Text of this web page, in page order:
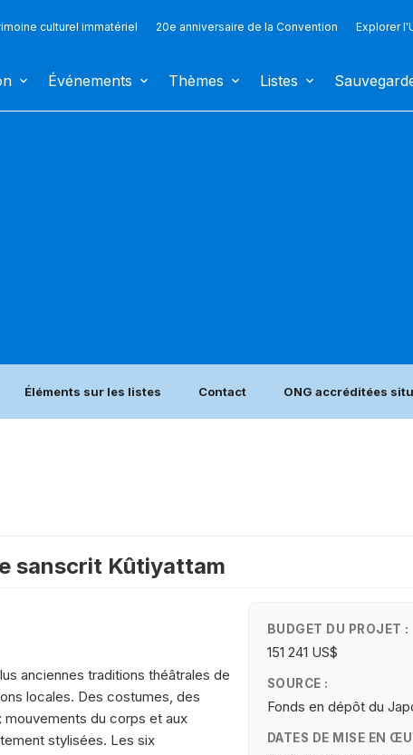
culturel immatériel 20e anniversaire de la Convention Explorer
Événements Thèmes Listes
Éléments sur les listes Contact ONG accréditées
sanscrit Kûtiyattam
anciennes traditions théâtrales de
locales. Des costumes, des
mouvements du corps et aux
stylisées. Les six
BUDGET DU PROJET :
151 241 US$
SOURCE :
Fonds en dépôt du
DATES DE MISE EN